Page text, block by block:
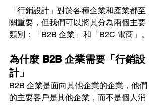
「行銷設計」對於各種企業和產業都至
關重要，但我們可以將其分為兩個主要
類別：「B2B 企業」和「B2C 電商」。
為什麼 B2B 企業需要「行銷設
計」
B2B 企業是面向其他企業的企業，他們
的主要客戶是其他企業，而不是個人消